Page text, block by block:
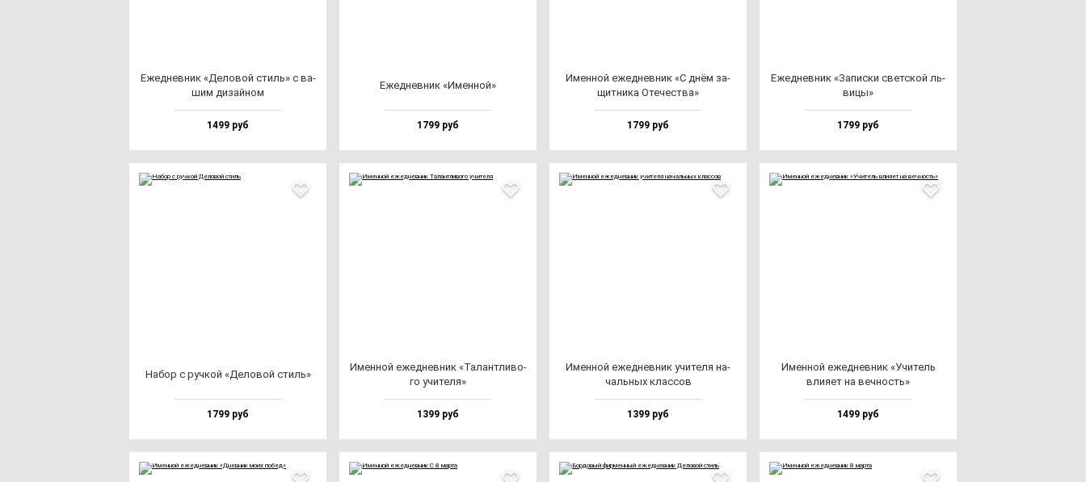
Ежед­нев­ник «Дело­вой стиль» с ва­
шим ди­зай­ном
1499 руб
Ежед­нев­ник «Имен­ной»
1799 руб
Имен­ной ежед­нев­ник «С днём за­
щит­ни­ка Оте­чес­тва»
1799 руб
Ежед­нев­ник «Запис­ки свет­ской ль­
ви­цы»
1799 руб
Набор с руч­кой «Дело­вой стиль»
1799 руб
Имен­ной ежед­нев­ник «Талан­тли­во­
го учи­те­ля»
1399 руб
Имен­ной ежед­нев­ник учи­те­ля на­
чаль­ных клас­сов
1399 руб
Имен­ной ежед­нев­ник «Учи­тель
вли­яет на веч­ность»
1499 руб